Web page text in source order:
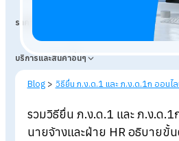
ราคา
บริการและสินค้าอื่นๆ